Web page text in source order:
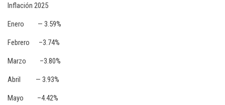
Inflación 2025
Enero — 3.59%
Febrero –3.74%
Marzo –3.80%
Abril — 3.93%
Mayo –4.42%